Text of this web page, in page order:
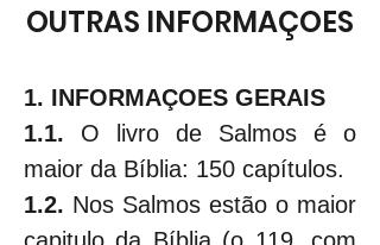
OUTRAS INFORMAÇOES
1. INFORMAÇOES GERAIS
1.1. O livro de Salmos é o
maior da Bíblia: 150 capítulos.
1.2. Nos Salmos estão o maior